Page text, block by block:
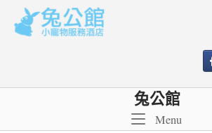
content
兔公館
MenuMenu